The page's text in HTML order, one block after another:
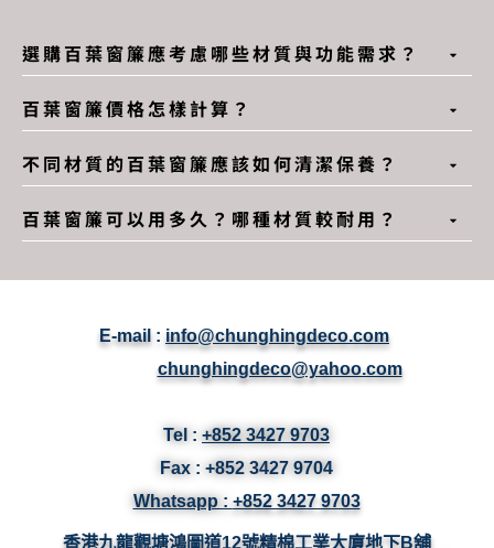
選購百葉窗簾應考慮哪些材質與功能需求？
百葉窗簾價格怎樣計算？
不同材質的百葉窗簾應該如何清潔保養？
百葉窗簾可以用多久？哪種材質較耐用？
E-mail : info@chunghingdeco.com
chunghingdeco@yahoo.com
Tel : +852 3427 9703
Fax : +852 3427 9704
Whatsapp : +852 3427 9703
香港九龍觀塘鴻圖道12號精棉工業大廈地下B舖